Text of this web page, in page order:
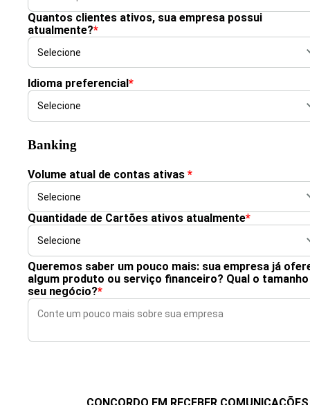
Quantos clientes ativos, sua empresa possui
atualmente?*
Idioma preferencial *
Banking
Volume atual de contas ativas *
Quantidade de Cartões ativos atualmente*
Queremos saber um pouco mais: sua empresa já
algum produto ou serviço financeiro? Qual o
seu negócio?*
CONCORDO EM RECEBER